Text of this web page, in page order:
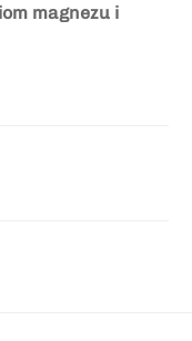
magnezu i